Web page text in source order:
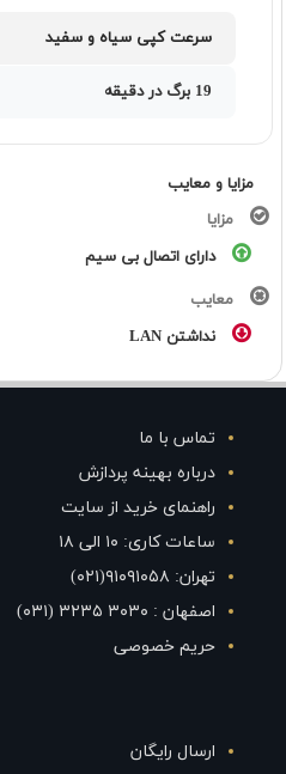
سرعت کپی سیاه و سفید
19 برگ در دقیقه
مزایا و معایب
مزایا
دارای اتصال بی سيم
معایب
نداشتن LAN
تماس با ما
درباره بهینه پردازش
راهنمای خرید از سایت
ساعات کاری: ۱۰ الی ۱۸
تهران: ۹۱۰۹۱۰۵۸(۰۲۱)
اصفهان : ۳۰۳۰ ۳۲۳۵ (۰۳۱)
حریم خصوصی
ارسال رایگان